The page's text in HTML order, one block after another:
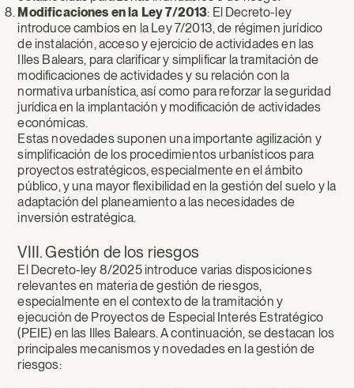
Modificaciones en la Ley 7/2013: El Decreto-ley
introduce cambios en la Ley 7/2013, de régimen jurídico
de instalación, acceso y ejercicio de actividades en las
Illes Balears, para clarificar y simplificar la tramitación de
modificaciones de actividades y su relación con la
normativa urbanística, así como para reforzar la seguridad
jurídica en la implantación y modificación de actividades
económicas.
Estas novedades suponen una importante agilización y
simplificación de los procedimientos urbanísticos para
proyectos estratégicos, especialmente en el ámbito
público, y una mayor flexibilidad en la gestión del suelo y la
adaptación del planeamiento a las necesidades de
inversión estratégica.
VIII. Gestión de los riesgos
El Decreto-ley 8/2025 introduce varias disposiciones
relevantes en materia de gestión de riesgos,
especialmente en el contexto de la tramitación y
ejecución de Proyectos de Especial Interés Estratégico
(PEIE) en las Illes Balears. A continuación, se destacan los
principales mecanismos y novedades en la gestión de
riesgos: